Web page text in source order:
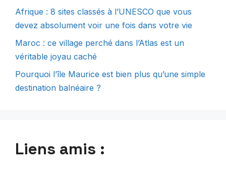
Afrique : 8 sites classés à l’UNESCO que vous
devez absolument voir une fois dans votre vie
Maroc : ce village perché dans l’Atlas est un
véritable joyau caché
Pourquoi l’île Maurice est bien plus qu’une simple
destination balnéaire ?
Liens amis :